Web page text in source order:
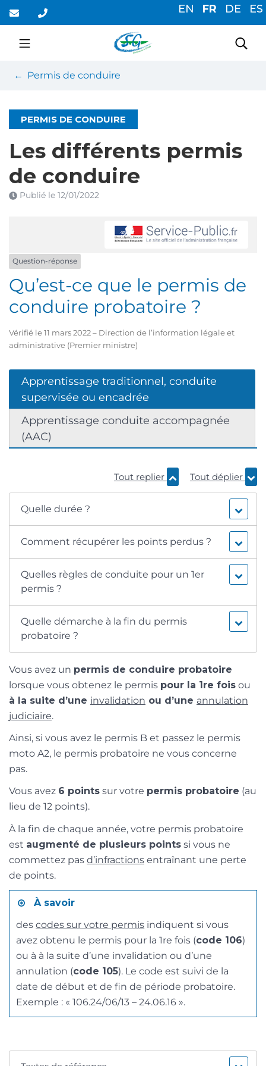
Aller
au
contenu
EN FR DE ES
Saint-Germain-du-
Permis de conduire
PERMIS DE CONDUIRE
Les différents permis
de conduire
Publié le 12/01/2022
Question-réponse
Qu’est-ce que le permis de
conduire probatoire ?
Vérifié le 11 mars 2022 – Direction de l’information légale et
administrative (Premier ministre)
Apprentissage traditionnel, conduite
supervisée ou encadrée
Apprentissage conduite accompagnée
(AAC)
Tout replier Tout déplier
Quelle durée ?
Comment récupérer les points perdus ?
Quelles règles de conduite pour un 1er
permis ?
Quelle démarche à la fin du permis
probatoire ?
Vous avez un permis de conduire probatoire
lorsque vous obtenez le permis pour la 1re fois ou
à la suite d’une invalidation ou d’une annulation
judiciaire.
Ainsi, si vous avez le permis B et passez le permis
moto A2, le permis probatoire ne vous concerne
pas.
Vous avez 6 points sur votre permis probatoire (au
lieu de 12 points).
À la fin de chaque année, votre permis probatoire
est augmenté de plusieurs points si vous ne
commettez pas d’infractions entraînant une perte
de points.
À savoir
descodes sur votre permis indiquent si vous
avez obtenu le permis pour la 1re fois (code 106)
ou à à la suite d’une invalidation ou d’une
annulation (code 105). Le code est suivi de la
date de début et de fin de période probatoire.
Exemple : « 106.24/06/13 – 24.06.16 ».